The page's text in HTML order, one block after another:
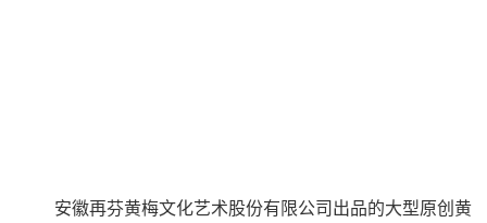
安徽再芬黄梅文化艺术股份有限公司出品的大型原创黄